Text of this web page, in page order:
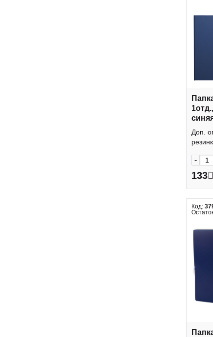
Доп.
-
133
Код: